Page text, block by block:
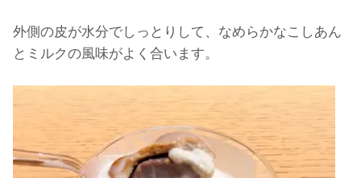
外側の皮が水分でしっとりして、なめらかなこしあん
とミルクの風味がよく合います。